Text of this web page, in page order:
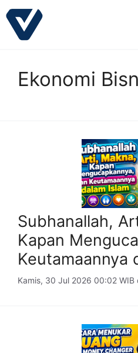
Langsung
ke
Ekonomi
Subhanallah,
Kapan
Keutamaannya
Kamis, 30 Jul 2026 00:02 WIB